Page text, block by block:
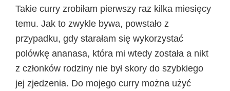
Takie curry zrobiłam pierwszy raz kilka miesięcy
temu. Jak to zwykle bywa, powstało z
przypadku, gdy starałam się wykorzystać
polówkę ananasa, która mi wtedy została a nikt
z członków rodziny nie był skory do szybkiego
jej zjedzenia. Do mojego curry można użyć